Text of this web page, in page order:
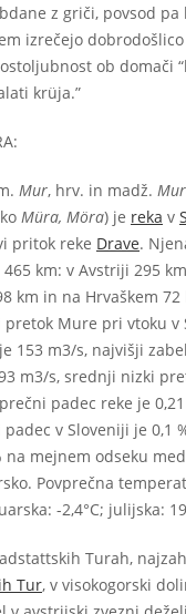
z griči, povsod pa
izrečejo
ob domači
krüja.”
Mur, hrv. in madž.
Müra, Möra) je reka v
pritok reke Drave.
km: v Avstriji 295
km in na Hrvaškem 72
pretok Mure pri vtoku v
153 m3/s, najvišji
m3/s, srednji nizki
padec reke je
padec v Sloveniji je 0,1
na mejnem odseku
Povprečna
-2,4°C; julijska:
Turah,
Tur, v visokogorski